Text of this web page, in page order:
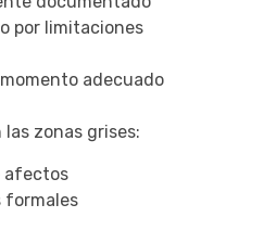
por limitaciones
adecuado
zonas grises:
afectos
formales